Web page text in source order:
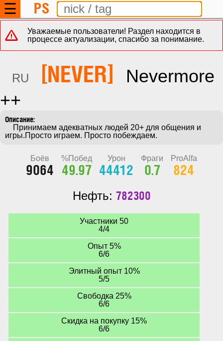
☰ PS
Уважаемые пользователи! Раздел находится в
процессе актуализации, спасибо за понимание.
RU [NEVER]
Nevermore
++
игры.Просто играем. Просто побеждаем.
Боёв
9064
%Побед
49.97
Урон
44412
Фраги
0.7
ProAlfa
824
Нефть: 782300
Участники 50
4/4
Опыт 5%
6/6
Элитный опыт 10%
5/5
Свободка 25%
6/6
Скидка на покупку 15%
6/6